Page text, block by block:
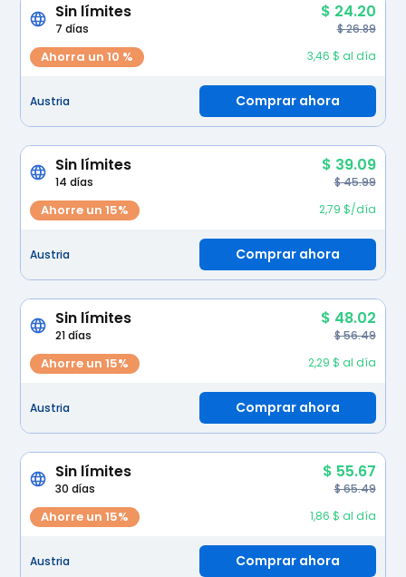
Sin límites $ 24.20
7 días $ 26.89
Ahorra un 10 % 3,46 $ al día
Austria Comprar ahora
Sin límites $ 39.09
14 días $ 45.99
Ahorre un 15% 2,79 $/día
Austria Comprar ahora
Sin límites $ 48.02
21 días $ 56.49
Ahorre un 15% 2,29 $ al día
Austria Comprar ahora
Sin límites $ 55.67
30 días $ 65.49
Ahorre un 15% 1,86 $ al día
Austria Comprar ahora